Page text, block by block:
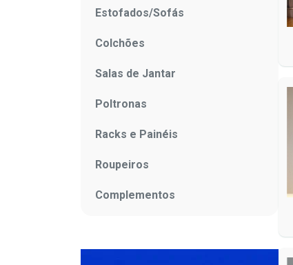
Estofados/Sofás
Colchões
Salas de Jantar
Poltronas
Racks e Painéis
Roupeiros
Complementos